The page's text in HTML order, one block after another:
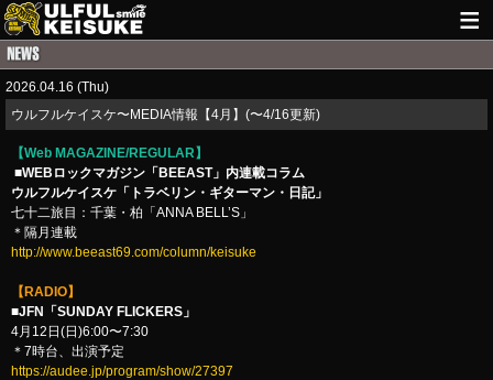
GUITAR WORKS
2026.04.16 (Thu)
​ウルフルケイスケ〜MEDIA情報【4月】(〜4/16更新)
【Web MAGAZINE/REGULAR】
■WEBロックマガジン「BEEAST」内連載コラム
ウルフルケイスケ「トラベリン・ギターマン・日記」
七十二旅目：千葉・柏「ANNA BELL’S」
＊隔月連載
http://www.beeast69.com/column/keisuke
【RADIO】
■JFN「SUNDAY FLICKERS」
4月12日(日)6:00〜7:30
＊7時台、出演予定
https://audee.jp/program/show/27397